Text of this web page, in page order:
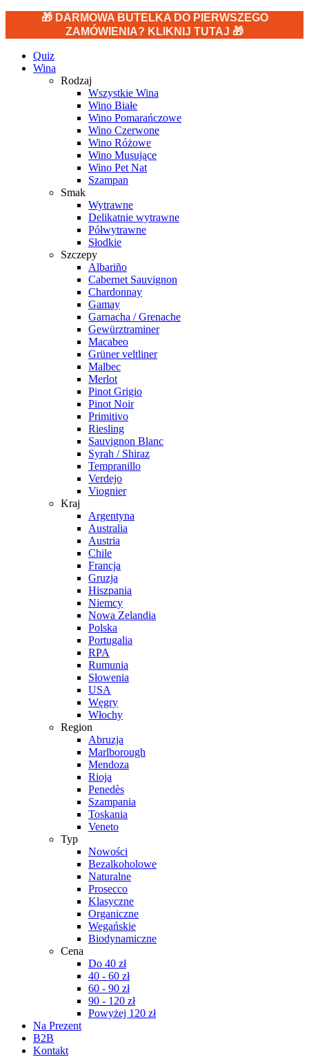
🎁 DARMOWA BUTELKA DO PIERWSZEGO
ZAMÓWIENIA? KLIKNIJ TUTAJ 🎁
Quiz
Wina
Rodzaj
Wszystkie Wina
Wino Białe
Wino Pomarańczowe
Wino Czerwone
Wino Różowe
Wino Musujące
Wino Pet Nat
Szampan
Smak
Wytrawne
Delikatnie wytrawne
Półwytrawne
Słodkie
Szczepy
Albariño
Cabernet Sauvignon
Chardonnay
Gamay
Garnacha / Grenache
Gewürztraminer
Macabeo
Grüner veltliner
Malbec
Merlot
Pinot Grigio
Pinot Noir
Primitivo
Riesling
Sauvignon Blanc
Syrah / Shiraz
Tempranillo
Verdejo
Viognier
Kraj
Argentyna
Australia
Austria
Chile
Francja
Gruzja
Hiszpania
Niemcy
Nowa Zelandia
Polska
Portugalia
RPA
Rumunia
Słowenia
USA
Węgry
Włochy
Region
Abruzja
Marlborough
Mendoza
Rioja
Penedès
Szampania
Toskania
Veneto
Typ
Nowości
Bezalkoholowe
Naturalne
Prosecco
Klasyczne
Organiczne
Wegańskie
Biodynamiczne
Cena
Do 40 zł
40 - 60 zł
60 - 90 zł
90 - 120 zł
Powyżej 120 zł
Na Prezent
B2B
Kontakt